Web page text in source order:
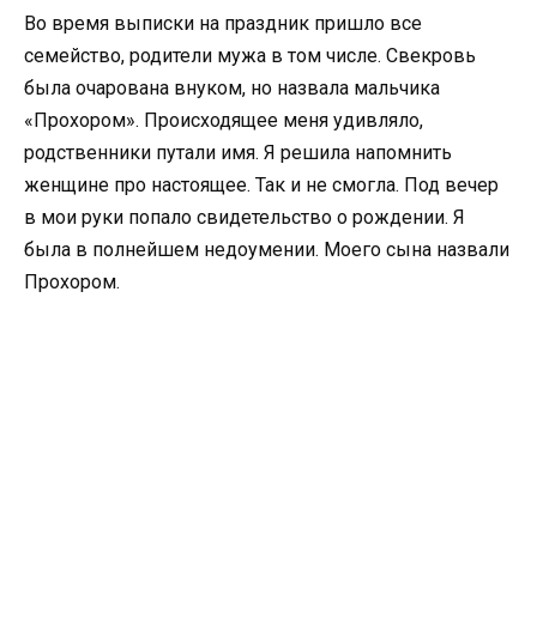
Во время выписки на праздник пришло все
семейство, родители мужа в том числе. Свекровь
была очарована внуком, но назвала мальчика
«Прохором». Происходящее меня удивляло,
родственники путали имя. Я решила напомнить
женщине про настоящее. Так и не смогла. Под вечер
в мои руки попало свидетельство о рождении. Я
была в полнейшем недоумении. Моего сына назвали
Прохором.